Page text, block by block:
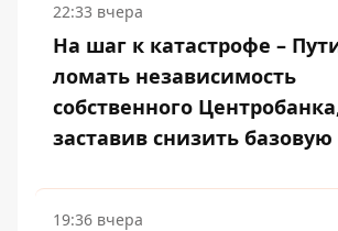
22:33 вчера
На шаг к катастрофе –
ломать независимость
собственного
заставив снизить базовую
19:36 вчера